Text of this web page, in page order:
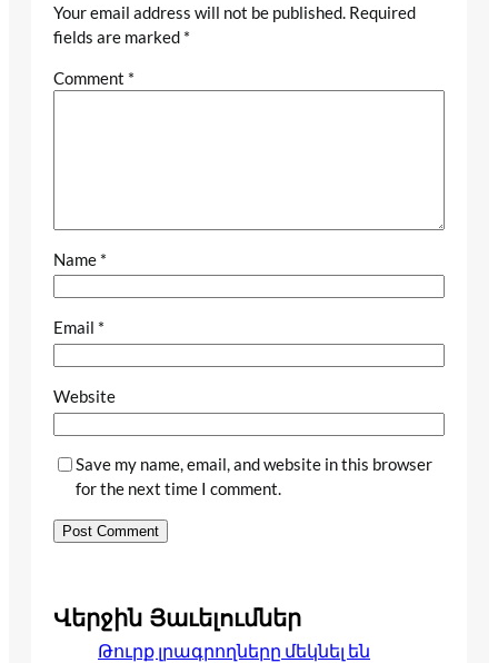
Your email address will not be published. Required
fields are marked *
Comment *
Name *
Email *
Website
Save my name, email, and website in this browser
for the next time I comment.
Վերջին Յաւելումներ
Թուրք լրագրողները մեկնել են